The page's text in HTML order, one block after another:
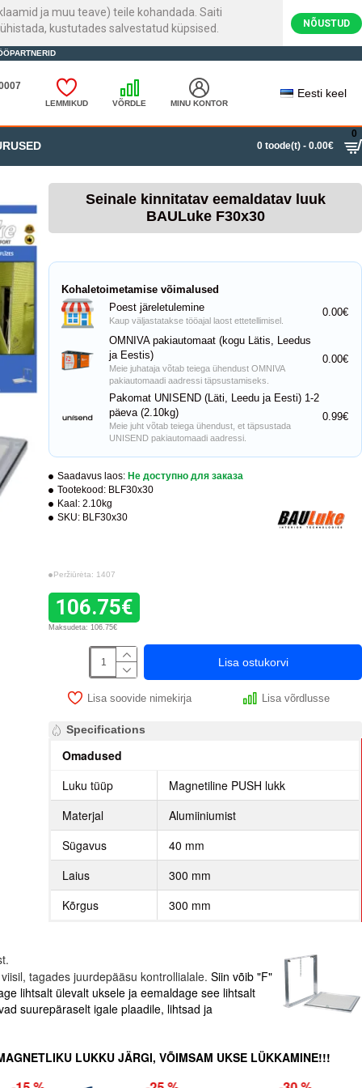
ja muu teave) teile kohandada. Saiti
kustutades salvestatud küpsised.
NÕUSTUD
LEMMIKUD VÕRDLE MINU KONTOR
Eesti keel
0 toode(t) - 0.00€
0
Seinale kinnitatav eemaldatav luuk
BAULuke F30x30
Saadavus laos: Не доступно для заказа
Tootekood: BLF30x30
Kaal: 2.10kg
SKU: BLF30x30
Peržiūrėta: 1407
106.75€
Maksudeta: 106.75€
Kohaletoimetamise võimalused
Poest järeletulemine
Kaup väljastatakse tööajal laost ettetellimisel.
0.00€
OMNIVA pakiautomaat (kogu Lätis, Leedus
ja Eestis)
Meie juhataja võtab teiega ühendust OMNIVA
pakiautomaadi aadressi täpsustamiseks.
0.00€
Pakomat UNISEND (Läti, Leedu ja Eesti) 1-2
päeva (2.10kg)
Meie juht võtab teiega ühendust, et täpsustada
UNISEND pakiautomaadi aadressi.
0.99€
Lisa ostukorvi
Lisa soovide nimekirja Lisa võrdlusse
Specifications
Omadused
Luku tüüp
Magnetiline PUSH lukk
Materjal
Alumiiniumist
Sügavus
40 mm
Laius
300 mm
Kõrgus
300 mm
tagades juurdepääsu kontrollialale. Siin võib "F"
lihtsalt ülevalt uksele ja eemaldage see lihtsalt
suurepäraselt igale plaadile, lihtsad ja
LUKKU JÄRGI, VÕIMSAM UKSE LÜKKAMINE!!!